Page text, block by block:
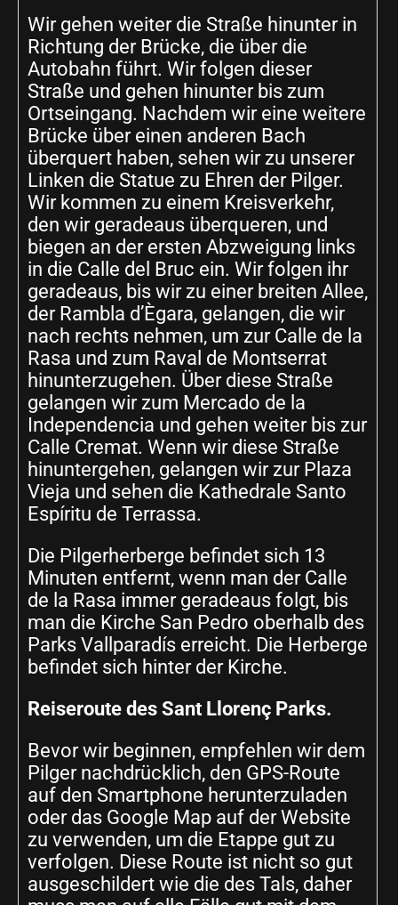
Wir gehen weiter die Straße hinunter in
Richtung der Brücke, die über die
Autobahn führt. Wir folgen dieser
Straße und gehen hinunter bis zum
Ortseingang. Nachdem wir eine weitere
Brücke über einen anderen Bach
überquert haben, sehen wir zu unserer
Linken die Statue zu Ehren der Pilger.
Wir kommen zu einem Kreisverkehr,
den wir geradeaus überqueren, und
biegen an der ersten Abzweigung links
in die Calle del Bruc ein. Wir folgen ihr
geradeaus, bis wir zu einer breiten Allee,
der Rambla d’Ègara, gelangen, die wir
nach rechts nehmen, um zur Calle de la
Rasa und zum Raval de Montserrat
hinunterzugehen. Über diese Straße
gelangen wir zum Mercado de la
Independencia und gehen weiter bis zur
Calle Cremat. Wenn wir diese Straße
hinuntergehen, gelangen wir zur Plaza
Vieja und sehen die Kathedrale Santo
Espíritu de Terrassa.
Die Pilgerherberge befindet sich 13
Minuten entfernt, wenn man der Calle
de la Rasa immer geradeaus folgt, bis
man die Kirche San Pedro oberhalb des
Parks Vallparadís erreicht. Die Herberge
befindet sich hinter der Kirche.
Reiseroute des Sant Llorenç Parks.
Bevor wir beginnen, empfehlen wir dem
Pilger nachdrücklich, den GPS-Route
auf den Smartphone herunterzuladen
oder das Google Map auf der Website
zu verwenden, um die Etappe gut zu
verfolgen. Diese Route ist nicht so gut
ausgeschildert wie die des Tals, daher